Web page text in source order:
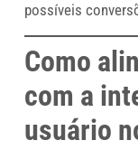
possíveis
Como
com a
usuário